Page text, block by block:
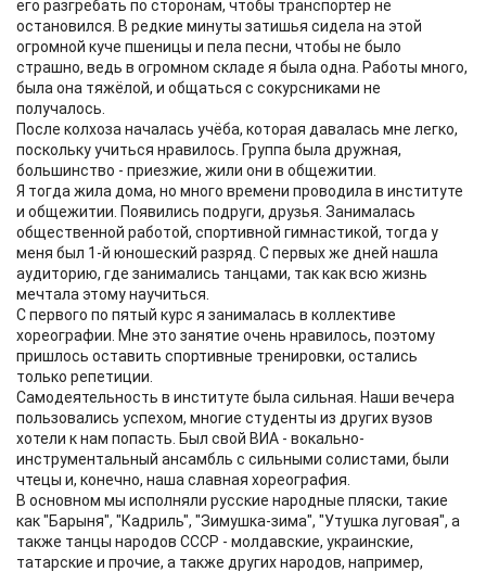
его разгребать по сторонам, чтобы транспортёр не
остановился. В редкие минуты затишья сидела на этой
огромной куче пшеницы и пела песни, чтобы не было
страшно, ведь в огромном складе я была одна. Работы много,
была она тяжёлой, и общаться с сокурсниками не
получалось.
После колхоза началась учёба, которая давалась мне легко,
поскольку учиться нравилось. Группа была дружная,
большинство - приезжие, жили они в общежитии.
Я тогда жила дома, но много времени проводила в институте
и общежитии. Появились подруги, друзья. Занималась
общественной работой, спортивной гимнастикой, тогда у
меня был 1-й юношеский разряд. С первых же дней нашла
аудиторию, где занимались танцами, так как всю жизнь
мечтала этому научиться.
С первого по пятый курс я занималась в коллективе
хореографии. Мне это занятие очень нравилось, поэтому
пришлось оставить спортивные тренировки, остались
только репетиции.
Самодеятельность в институте была сильная. Наши вечера
пользовались успехом, многие студенты из других вузов
хотели к нам попасть. Был свой ВИА - вокально-
инструментальный ансамбль с сильными солистами, были
чтецы и, конечно, наша славная хореография.
В основном мы исполняли русские народные пляски, такие
как "Барыня", "Кадриль", "Зимушка-зима", "Утушка луговая", а
также танцы народов СССР - молдавские, украинские,
татарские и прочие, а также других народов, например,